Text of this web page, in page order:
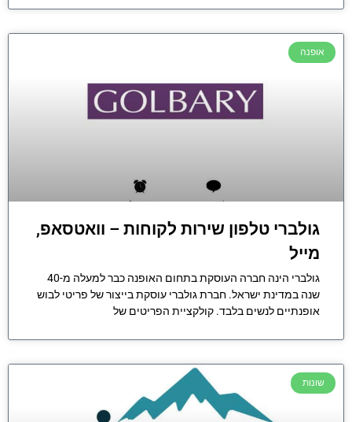
אופנה
גולברי טלפון שירות לקוחות – וואטסאפ,
מייל
גולברי הינה חברה העוסקת בתחום האופנה כבר למעלה מ-40
שנה במדינת ישראל. חברת גולברי עוסקת בייצור של פריטי לבוש
אופנתיים לנשים בלבד. קולקציית הפריטים של
שונות